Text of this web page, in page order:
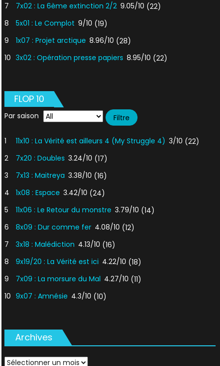
7
7x02 : La 6ème extinction 2/2 9.05/10 (22)
8
5x01 : Le Complot 9/10 (19)
9
1x07 : Projet arctique 8.96/10 (28)
10 3x02 : Opération presse papiers 8.95/10 (22)
FLOP 10
Par saison
1 11x10 : La Vérité est ailleurs 4 (My Struggle 4) 3/10 (22)
2
7x20 : Doubles 3.24/10 (17)
3
7x13 : Maitreya 3.38/10 (16)
4
1x08 : Espace 3.42/10 (24)
5
11x06 : Le Retour du monstre 3.79/10 (14)
6
8x09 : Dur comme fer 4.08/10 (12)
7
3x18 : Malédiction 4.13/10 (16)
8
9x19/20 : La Vérité est ici 4.22/10 (18)
9
7x09 : La morsure du Mal 4.27/10 (11)
10 9x07 : Amnésie 4.3/10 (10)
Archives
Archives